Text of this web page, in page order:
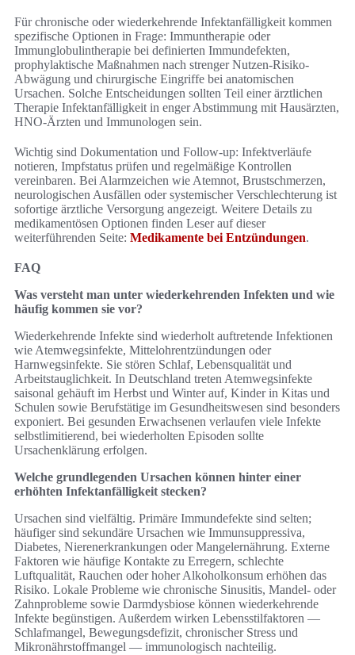
Für chronische oder wiederkehrende Infektanfälligkeit kommen
spezifische Optionen in Frage: Immuntherapie oder
Immunglobulintherapie bei definierten Immundefekten,
prophylaktische Maßnahmen nach strenger Nutzen-Risiko-
Abwägung und chirurgische Eingriffe bei anatomischen
Ursachen. Solche Entscheidungen sollten Teil einer ärztlichen
Therapie Infektanfälligkeit in enger Abstimmung mit Hausärzten,
HNO-Ärzten und Immunologen sein.
Wichtig sind Dokumentation und Follow-up: Infektverläufe
notieren, Impfstatus prüfen und regelmäßige Kontrollen
vereinbaren. Bei Alarmzeichen wie Atemnot, Brustschmerzen,
neurologischen Ausfällen oder systemischer Verschlechterung ist
sofortige ärztliche Versorgung angezeigt. Weitere Details zu
medikamentösen Optionen finden Leser auf dieser
weiterführenden Seite: Medikamente bei Entzündungen.
FAQ
Was versteht man unter wiederkehrenden Infekten und wie
häufig kommen sie vor?
Wiederkehrende Infekte sind wiederholt auftretende Infektionen
wie Atemwegsinfekte, Mittelohrentzündungen oder
Harnwegsinfekte. Sie stören Schlaf, Lebensqualität und
Arbeitstauglichkeit. In Deutschland treten Atemwegsinfekte
saisonal gehäuft im Herbst und Winter auf, Kinder in Kitas und
Schulen sowie Berufstätige im Gesundheitswesen sind besonders
exponiert. Bei gesunden Erwachsenen verlaufen viele Infekte
selbstlimitierend, bei wiederholten Episoden sollte
Ursachenklärung erfolgen.
Welche grundlegenden Ursachen können hinter einer
erhöhten Infektanfälligkeit stecken?
Ursachen sind vielfältig. Primäre Immundefekte sind selten;
häufiger sind sekundäre Ursachen wie Immunsuppressiva,
Diabetes, Nierenerkrankungen oder Mangelernährung. Externe
Faktoren wie häufige Kontakte zu Erregern, schlechte
Luftqualität, Rauchen oder hoher Alkoholkonsum erhöhen das
Risiko. Lokale Probleme wie chronische Sinusitis, Mandel- oder
Zahnprobleme sowie Darmdysbiose können wiederkehrende
Infekte begünstigen. Außerdem wirken Lebensstilfaktoren —
Schlafmangel, Bewegungsdefizit, chronischer Stress und
Mikronährstoffmangel — immunologisch nachteilig.